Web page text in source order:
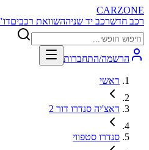
CARZONE
רכב חדשרכב יד שניההשוואת רכבים
הרשמה/התחברות
ראשי
דאצ'יה סנדרו דור 2
סנדרו סטפווי